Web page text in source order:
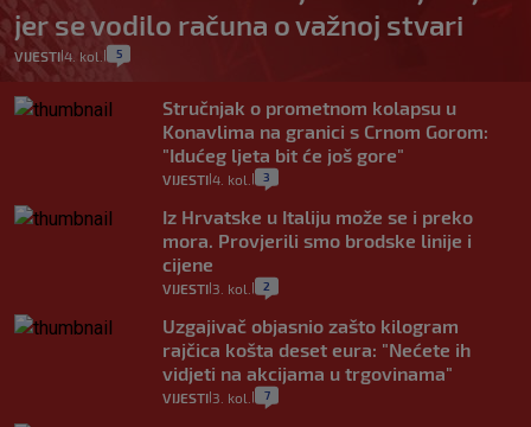
jer se vodilo računa o važnoj stvari
VIJESTI 4. kol. 5
Stručnjak o prometnom kolapsu u
Konavlima na granici s Crnom Gorom:
"Idućeg ljeta bit će još gore"
VIJESTI 4. kol. 3
Iz Hrvatske u Italiju može se i preko
mora. Provjerili smo brodske linije i
cijene
VIJESTI 3. kol. 2
Uzgajivač objasnio zašto kilogram
rajčica košta deset eura: "Nećete ih
vidjeti na akcijama u trgovinama"
VIJESTI 3. kol. 7